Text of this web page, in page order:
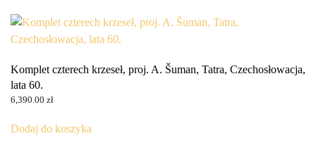
Komplet czterech krzeseł, proj. A. Šuman, Tatra, Czechosłowacja,
lata 60.
6,390.00 zł
Dodaj do koszyka